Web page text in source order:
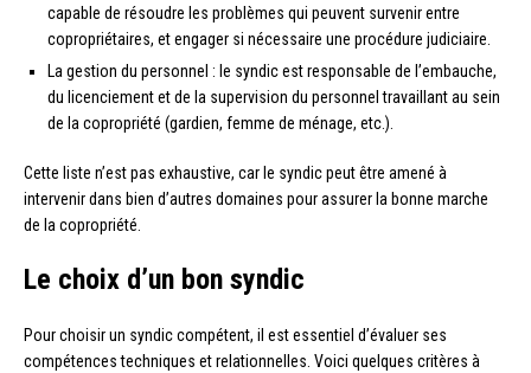
capable de résoudre les problèmes qui peuvent survenir entre
copropriétaires, et engager si nécessaire une procédure judiciaire.
La gestion du personnel : le syndic est responsable de l’embauche,
du licenciement et de la supervision du personnel travaillant au sein
de la copropriété (gardien, femme de ménage, etc.).
Cette liste n’est pas exhaustive, car le syndic peut être amené à
intervenir dans bien d’autres domaines pour assurer la bonne marche
de la copropriété.
Le choix d’un bon syndic
Pour choisir un syndic compétent, il est essentiel d’évaluer ses
compétences techniques et relationnelles. Voici quelques critères à